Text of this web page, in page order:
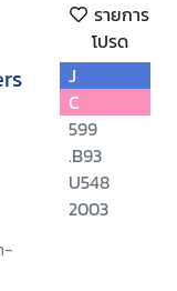
รายการ
โปรด
J
C
599
.B93
U548
2003